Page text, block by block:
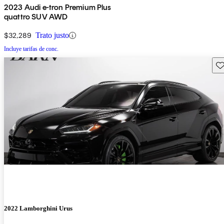
2023 Audi e-tron Premium Plus
quattro SUV AWD
$32,289 Trato justo
Incluye tarifas de conc.
2022 Lamborghini Urus